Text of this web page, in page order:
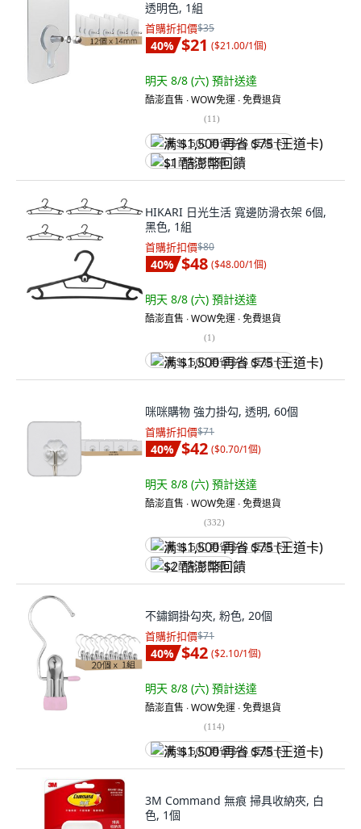
透明色, 1組
首購折扣價$35
40% $21 ($21.00/1個)
明天 8/8 (六) 預計送達
酷澎直售 ∙ WOW免運 ∙ 免費退貨
(11)
满 $1,500 再省 $75 (王道卡)
$1 酷澎幣回饋
HIKARI 日光生活 寬邊防滑衣架 6個,
黑色, 1組
首購折扣價$80
40% $48 ($48.00/1個)
明天 8/8 (六) 預計送達
酷澎直售 ∙ WOW免運 ∙ 免費退貨
(1)
满 $1,500 再省 $75 (王道卡)
咪咪購物 強力掛勾, 透明, 60個
首購折扣價$71
40% $42 ($0.70/1個)
明天 8/8 (六) 預計送達
酷澎直售 ∙ WOW免運 ∙ 免費退貨
(332)
满 $1,500 再省 $75 (王道卡)
$2 酷澎幣回饋
不鏽鋼掛勾夾, 粉色, 20個
首購折扣價$71
40% $42 ($2.10/1個)
明天 8/8 (六) 預計送達
酷澎直售 ∙ WOW免運 ∙ 免費退貨
(114)
满 $1,500 再省 $75 (王道卡)
3M Command 無痕 掃具收納夾, 白
色, 1個